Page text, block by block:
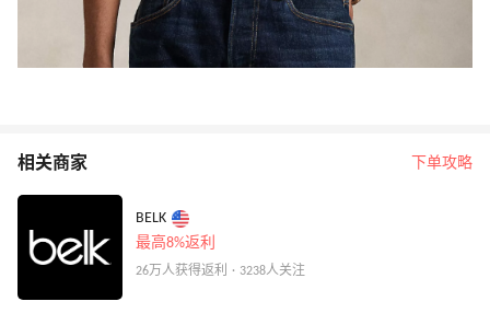
相关商家 下单攻略
BELK
最高8%返利
26万人获得返利 · 3238人关注